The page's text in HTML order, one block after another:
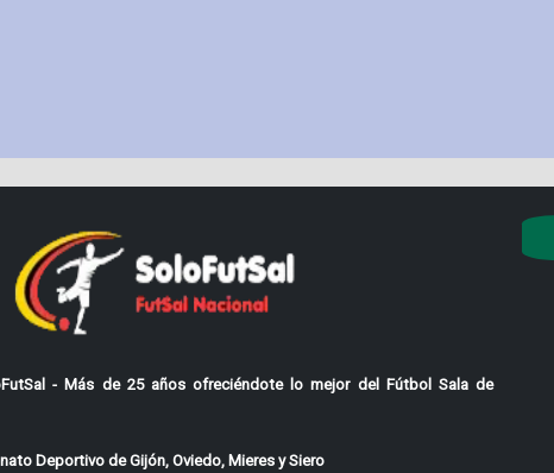
- Más de 25 años ofreciéndote lo mejor del Fútbol Sala de
Deportivo de Gijón, Oviedo, Mieres y Siero